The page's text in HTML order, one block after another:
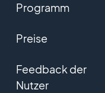
Programm
Preise
Feedback der
Nutzer